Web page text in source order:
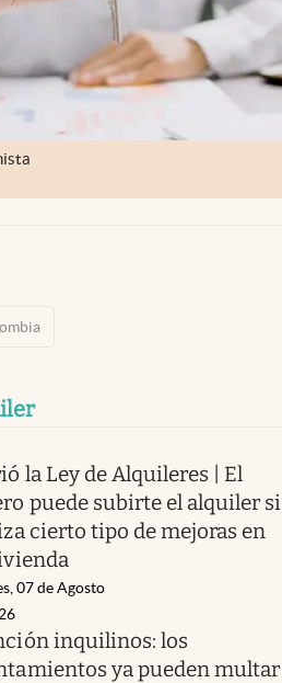
la Ley de Alquileres | El
puede subirte el alquiler si
cierto tipo de mejoras en
07 de Agosto
inquilinos: los
ya pueden multar